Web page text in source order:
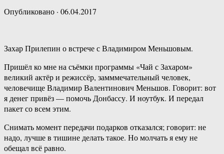
Опубликовано · 06.04.2017
Захар Прилепин о встрече с Владимиром Меньшовым.
Пришёл ко мне на съёмки программы «Чай с Захаром»
великий актёр и режиссёр, замммечательный человек,
человечище Владимир Валентинович Меньшов. Говорит: вот
я денег привёз — помочь Донбассу. И ноутбук. И передал
пакет со всем этим.
Снимать момент передачи подарков отказался; говорит: не
надо, лучше в тишине делать такое. Но молчать я ему не
обещал всё равно.